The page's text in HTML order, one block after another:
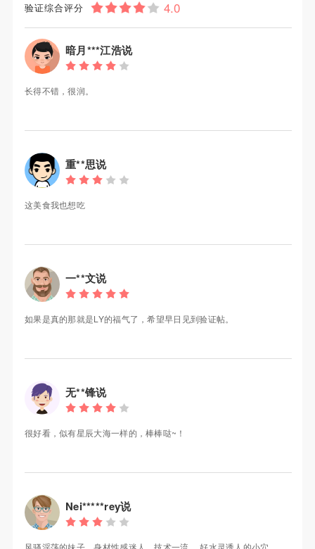
验证综合评分
暗月***江浩说
长得不错，很润。
重**思说
这美食我也想吃
一**文说
如果是真的那就是LY的福气了，希望早日见到验证帖。
无**锋说
很好看，似有星辰大海一样的，棒棒哒~！
Nei*****rey说